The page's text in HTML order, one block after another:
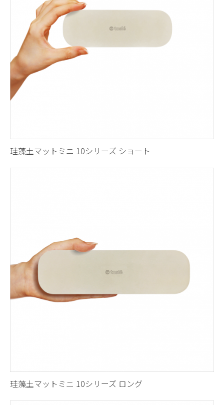
珪藻土マットミニ 10シリーズ ショート
珪藻土マットミニ 10シリーズ ロング